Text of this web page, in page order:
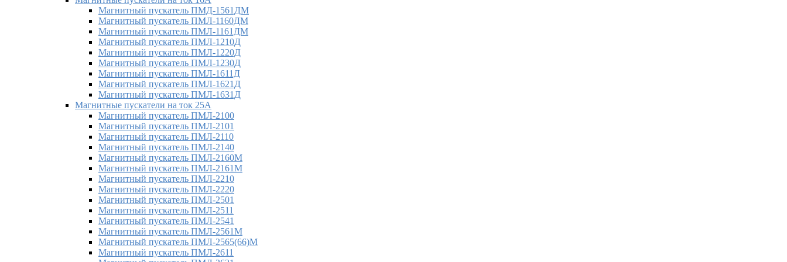
Магнитный пускатель ПМД-1561ДМ
Магнитный пускатель ПМЛ-1160ДМ
Магнитный пускатель ПМЛ-1161ДМ
Магнитный пускатель ПМЛ-1210Д
Магнитный пускатель ПМЛ-1220Д
Магнитный пускатель ПМЛ-1230Д
Магнитный пускатель ПМЛ-1611Д
Магнитный пускатель ПМЛ-1621Д
Магнитный пускатель ПМЛ-1631Д
Магнитные пускатели на ток 25А
Магнитный пускатель ПМЛ-2100
Магнитный пускатель ПМЛ-2101
Магнитный пускатель ПМЛ-2110
Магнитный пускатель ПМЛ-2140
Магнитный пускатель ПМЛ-2160М
Магнитный пускатель ПМЛ-2161М
Магнитный пускатель ПМЛ-2210
Магнитный пускатель ПМЛ-2220
Магнитный пускатель ПМЛ-2501
Магнитный пускатель ПМЛ-2511
Магнитный пускатель ПМЛ-2541
Магнитный пускатель ПМЛ-2561М
Магнитный пускатель ПМЛ-2565(66)М
Магнитный пускатель ПМЛ-2611